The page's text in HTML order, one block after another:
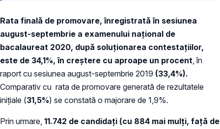
Rata finală de promovare, înregistrată în sesiunea
august-septembrie a examenului național de
bacalaureat 2020, după soluționarea contestațiilor,
este de 34,1%, în creștere cu aproape un procent , în
raport cu sesiunea august-septembrie 2019 (33,4%).
Comparativ cu rata de promovare generată de rezultatele
inițiale (31,5%) se constată o majorare de 1,9%.
Prin urmare, 11.742 de candidați (cu 884 mai mulți, față de